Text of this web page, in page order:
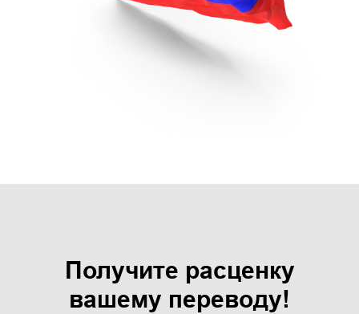
Получите расценку
вашему переводу!